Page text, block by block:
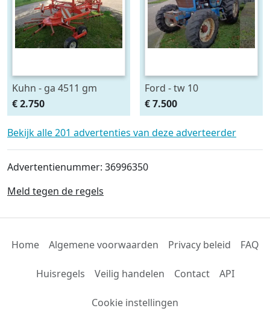
Kuhn - ga 4511 gm
€ 2.750
Ford - tw 10
€ 7.500
Bekijk alle 201 advertenties van deze adverteerder
Advertentienummer: 36996350
Meld tegen de regels
Home Algemene voorwaarden Privacy beleid FAQ
Huisregels Veilig handelen Contact API
Cookie instellingen